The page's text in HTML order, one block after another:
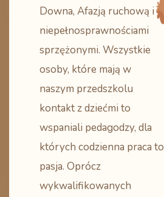
Downa, Afazją ruchową i
niepełnosprawnościami
sprzężonymi. Wszystkie
osoby, które mają w
naszym przedszkolu
kontakt z dziećmi to
wspaniali pedagodzy, dla
których codzienna praca to
pasja. Oprócz
wykwalifikowanych